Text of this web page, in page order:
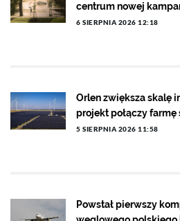
centrum nowej
6 SIERPNIA 2026 12:18
Orlen zwiększa skalę
projekt połączy farmę
5 SIERPNIA 2026 11:58
Powstał pierwszy